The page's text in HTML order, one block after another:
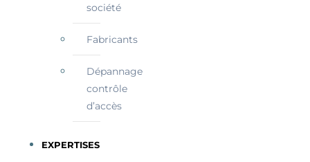
société
Fabricants
Dépannage
contrôle
d’accès
EXPERTISES